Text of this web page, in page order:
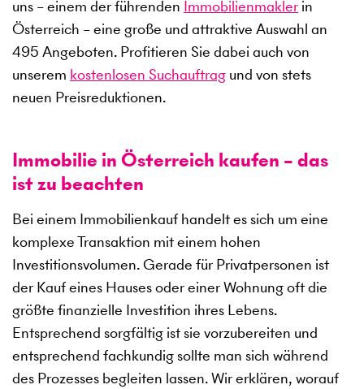
uns – einem der führenden Immobilienmakler in
Österreich – eine große und attraktive Auswahl an
495 Angeboten. Profitieren Sie dabei auch von
unserem kostenlosen Suchauftrag und von stets
neuen Preisreduktionen.
Immobilie in Österreich kaufen – das
ist zu beachten
Bei einem Immobilienkauf handelt es sich um eine
komplexe Transaktion mit einem hohen
Investitionsvolumen. Gerade für Privatpersonen ist
der Kauf eines Hauses oder einer Wohnung oft die
größte finanzielle Investition ihres Lebens.
Entsprechend sorgfältig ist sie vorzubereiten und
entsprechend fachkundig sollte man sich während
des Prozesses begleiten lassen. Wir erklären, worauf